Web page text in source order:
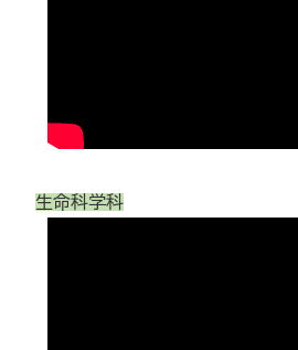
生命科学科